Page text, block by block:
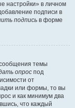
настройки» в личном
подписи в
подпись в форме
темы
опрос под
от
или формы, то вы
и как минимум два
что каждый